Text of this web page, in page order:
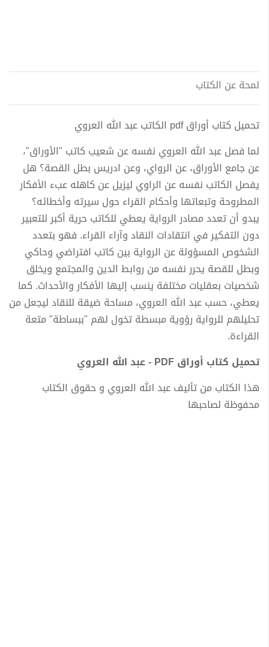
لمحة عن الكتاب
تحميل كتاب أوراق pdf الكاتب عبد الله العروي
لما فصل عبد الله العروي نفسه عن شعيب كاتب "الأوراق"،
عن جامع الأوراق، عن الرواي، وعن ادريس بطل القصة؟ هل
يفصل الكاتب نفسه عن الراوي ليزيل عن كاهله عبء الأفكار
المطروحة وتبعاتها وأحكام القراء حول سيرته وأخطائه؟
يبدو أن تعدد مصادر الرواية يعطي للكاتب حرية أكبر للتعبير
دون التفكير في انتقادات النقاد وآراء القراء. فهو بتعدد
الشخوص المسؤولة عن الرواية بين كاتب افتراضي وحاكي
وبطل للقصة يحرر نفسه من روابط الدين والمجتمع ويخلق
شخصيات بعقليات مختلفة ينسب إليها الأفكار والأحداث. كما
يعطي، حسب عبد الله العروي، مساحة ضيقة للنقاد ليجعل من
تحليلهم للرواية رؤوية مبسطة تخول لهم "ببساطة" متعة
القراءة.
تحميل كتاب أوراق PDF - عبد الله العروي
هذا الكتاب من تأليف عبد الله العروي و حقوق الكتاب
محفوظة لصاحبها